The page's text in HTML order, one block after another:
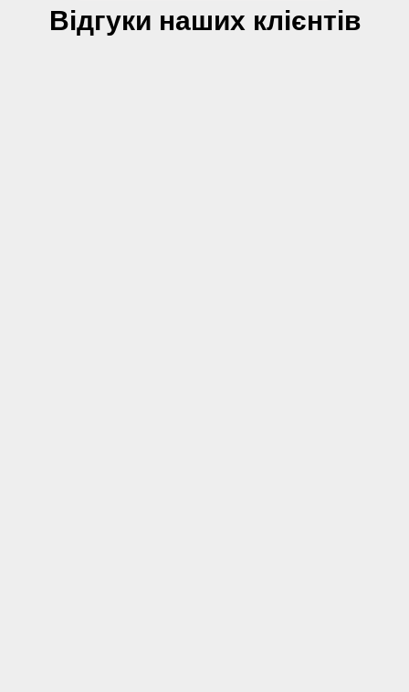
Відгуки наших клієнтів